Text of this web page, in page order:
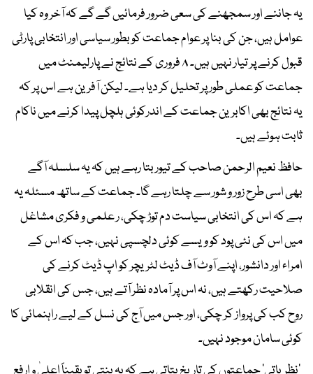
یہ جاننے اور سمجھنے کی سعی ضرور فرمائیں گے گے کہ آخر وہ کیا
عوامل ہیں، جن کی بنا پر عوام جماعت کو بطور سیاسی اور انتخابی پارٹی
قبول کرنے پر تیار نہیں ہیں۔ ۸ فروری کے نتائج نے پارلیمنٹ میں
جماعت کو عملی طور پر تحلیل کر دیا ہے۔ لیکن آفرین ہے اس پر کہ
یہ نتائج بھی اکابرین جماعت کے اندرکوئی ہلچل پیدا کرنے میں ناکام
ثابت ہوئے ہیں۔
حافظ نعیم الرحمن صاحب کے تیور بتا رہے ہیں کہ یہ سلسلہ آگے
بھی اسی طرح زور و شور سے چلتا رہے گا۔ جماعت کے ساتھ مسئلہ یہ
ہے کہ اس کی انتخابی سیاست دم توڑ چکی، ر علمی و فکری مشاغل
میں اس کی نئی پود کو ویسے کوئی دلچسپی نہیں، جب کہ اس کے
امراء اور دانشور، اپنے آوٹ آف ڈیٹ لٹریچر کو اپ ڈیٹ کرنے کی
صلاحیت رکھتے ہیں، نہ اس پر آمادہ نظر آتے ہیں، جس کی انقلابی
روح کب کی پرواز کر چکی، اور جس میں آج کی نسل کے لیے راہنمائی کا
کوئی سامان موجود نہیں۔